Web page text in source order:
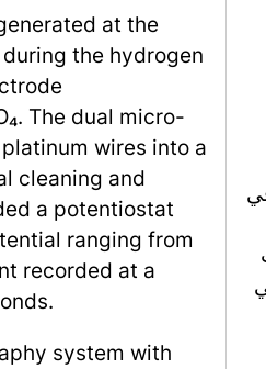
at the
the hydrogen
The dual micro-
wires into a
cleaning and
a potentiostat
ranging from
recorded at a
system with